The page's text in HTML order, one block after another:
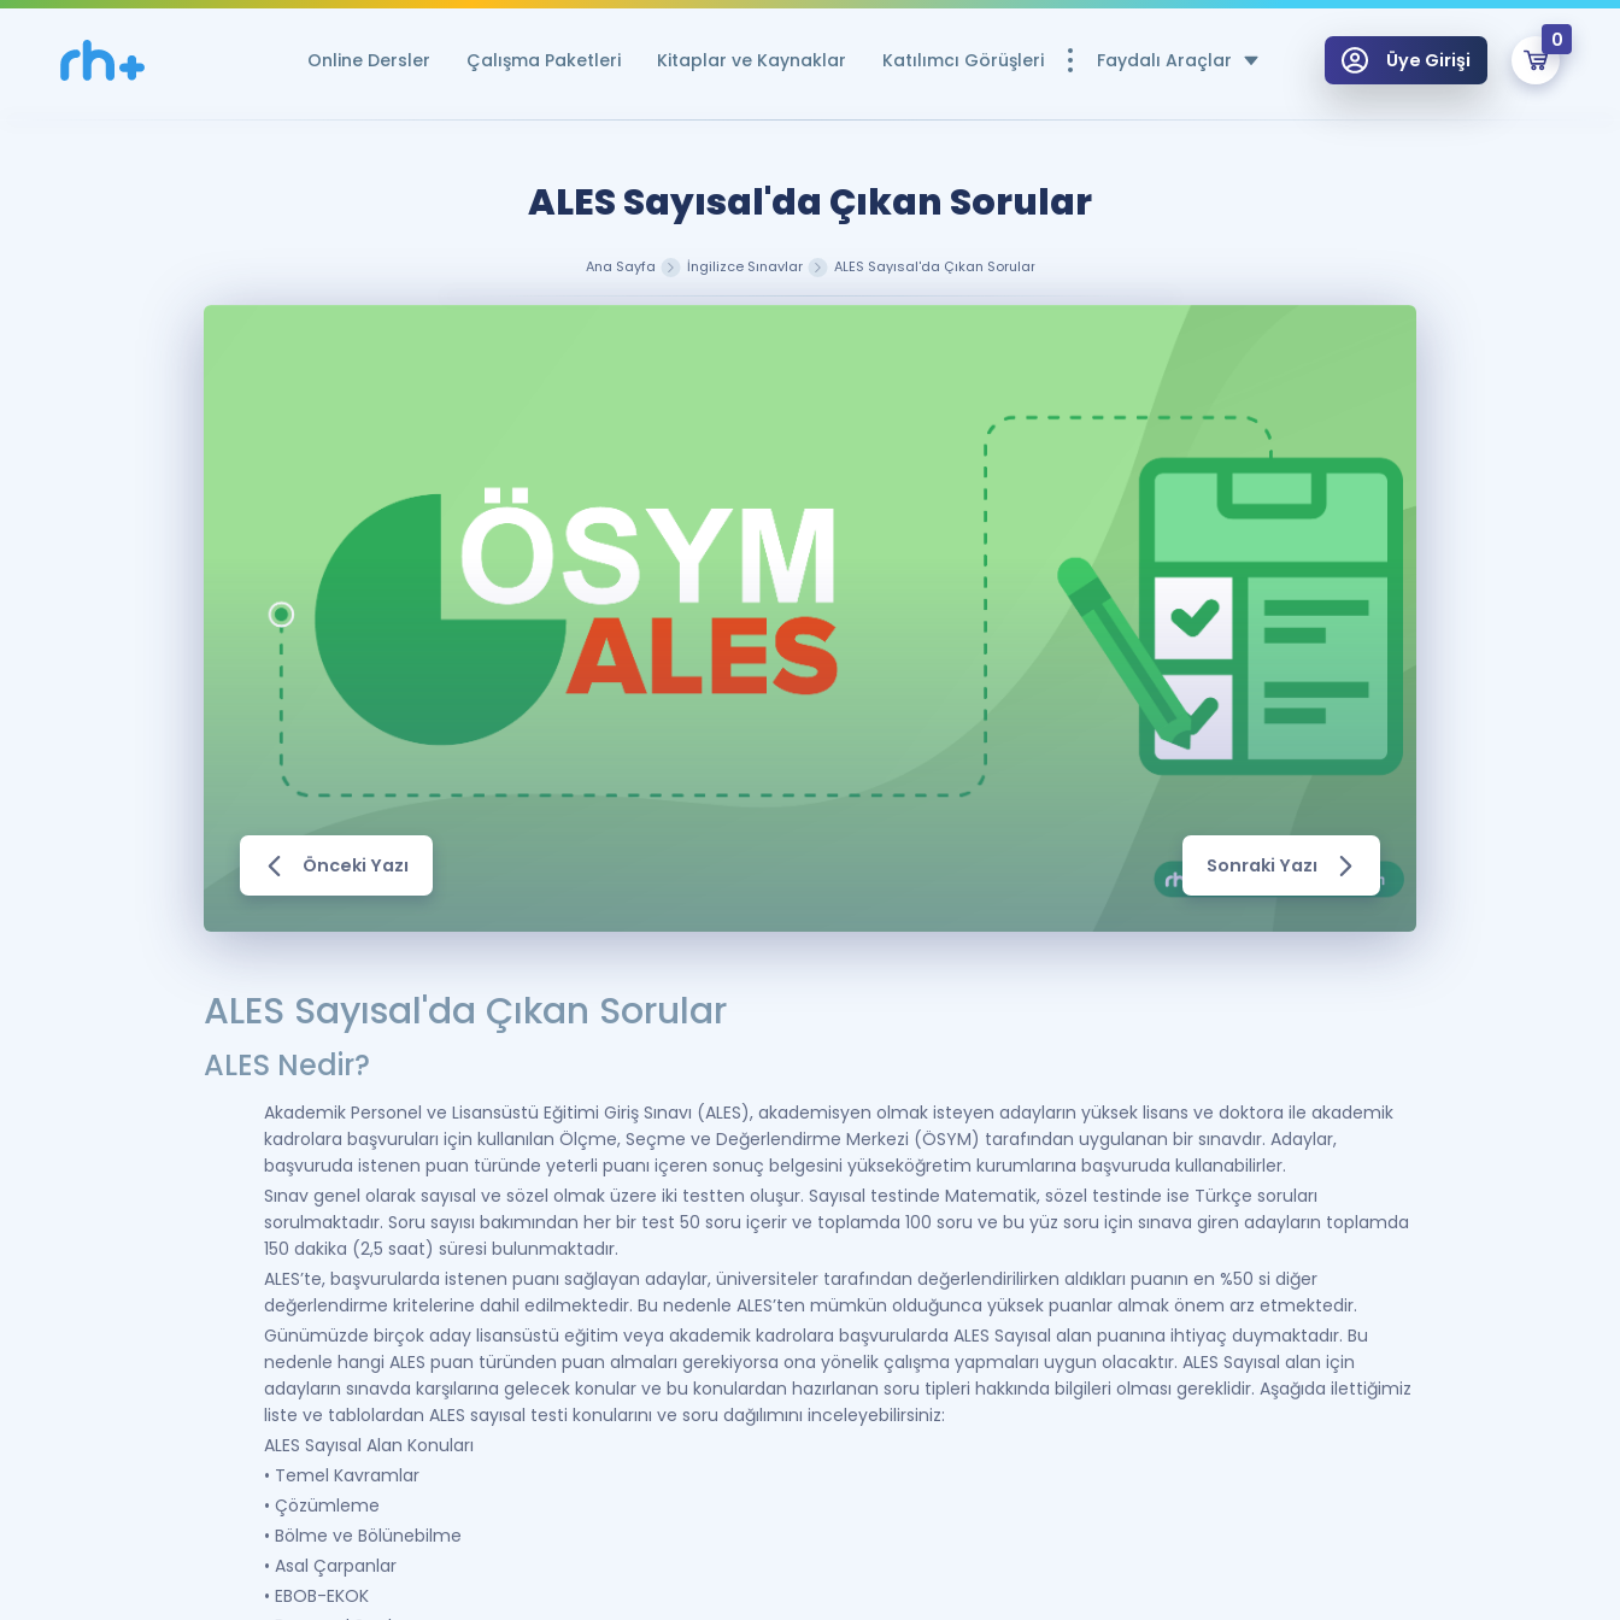
Online Dersler Çalışma Paketleri Kitaplar ve Kaynaklar Katılımcı Görüşleri Faydalı Araçlar
İngilizce Sınavları için Özel Sözlük
Rehberlik Aracı
YDS ve YÖKDİL'e Hazırlananlar için Öneriler
ÖSYM Sınav Takvimi
Tüm ÖSYM Sınavları Tek Takvimde
Kampanyalar
Eğitim ve Kitaplara Özel Fırsatlar
YDS - YÖKDİL Tüm Sınavlarla İlgili Haberler
İngilizce Gramer
İngilizce Gramer ve Konu Anlatımı
Üye Girişi
0
ALES Sayısal'da Çıkan Sorular
Ana Sayfa İngilizce Sınavlar ALES Sayısal'da Çıkan Sorular
Önceki Yazı Sonraki Yazı
ALES Sayısal'da Çıkan Sorular
ALES Nedir?
Akademik Personel ve Lisansüstü Eğitimi Giriş Sınavı (ALES), akademisyen olmak isteyen adayların yüksek lisans ve doktora ile akademik
kadrolara başvuruları için kullanılan Ölçme, Seçme ve Değerlendirme Merkezi (ÖSYM) tarafından uygulanan bir sınavdır. Adaylar,
başvuruda istenen puan türünde yeterli puanı içeren sonuç belgesini yükseköğretim kurumlarına başvuruda kullanabilirler.
Sınav genel olarak sayısal ve sözel olmak üzere iki testten oluşur. Sayısal testinde Matematik, sözel testinde ise Türkçe soruları
sorulmaktadır. Soru sayısı bakımından her bir test 50 soru içerir ve toplamda 100 soru ve bu yüz soru için sınava giren adayların toplamda
150 dakika (2,5 saat) süresi bulunmaktadır.
ALES’te, başvurularda istenen puanı sağlayan adaylar, üniversiteler tarafından değerlendirilirken aldıkları puanın en %50 si diğer
değerlendirme kritelerine dahil edilmektedir. Bu nedenle ALES’ten mümkün olduğunca yüksek puanlar almak önem arz etmektedir.
Günümüzde birçok aday lisansüstü eğitim veya akademik kadrolara başvurularda ALES Sayısal alan puanına ihtiyaç duymaktadır. Bu
nedenle hangi ALES puan türünden puan almaları gerekiyorsa ona yönelik çalışma yapmaları uygun olacaktır. ALES Sayısal alan için
adayların sınavda karşılarına gelecek konular ve bu konulardan hazırlanan soru tipleri hakkında bilgileri olması gereklidir. Aşağıda ilettiğimiz
liste ve tablolardan ALES sayısal testi konularını ve soru dağılımını inceleyebilirsiniz:
ALES Sayısal Alan Konuları
• Temel Kavramlar
• Çözümleme
• Bölme ve Bölünebilme
• Asal Çarpanlar
• EBOB-EKOK